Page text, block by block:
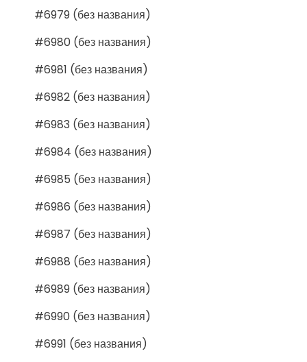
#6979 (без названия)
#6980 (без названия)
#6981 (без названия)
#6982 (без названия)
#6983 (без названия)
#6984 (без названия)
#6985 (без названия)
#6986 (без названия)
#6987 (без названия)
#6988 (без названия)
#6989 (без названия)
#6990 (без названия)
#6991 (без названия)